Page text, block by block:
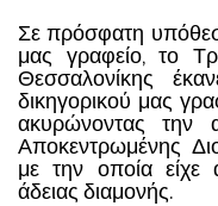
Σε πρόσφατη
μας γραφείο, το
Θεσσαλονίκης
δικηγορικού μας
ακυρώνοντας την
Αποκεντρωμένης
με την οποία είχε
άδειας διαμονής.